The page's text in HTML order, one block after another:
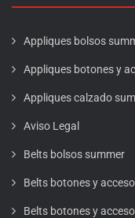
Appliques bolsos
Appliques botones y
Appliques calzado
Aviso Legal
Belts bolsos summer
Belts botones y
Belts botones y